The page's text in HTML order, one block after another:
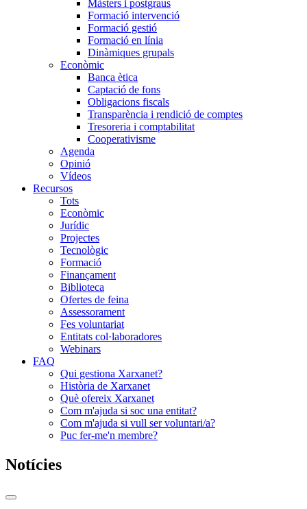
Màsters i postgraus
Formació intervenció
Formació gestió
Formació en línia
Dinàmiques grupals
Econòmic
Banca ètica
Captació de fons
Obligacions fiscals
Transparència i rendició de comptes
Tresoreria i comptabilitat
Cooperativisme
Agenda
Opinió
Vídeos
Recursos
Tots
Econòmic
Jurídic
Projectes
Tecnològic
Formació
Finançament
Biblioteca
Ofertes de feina
Assessorament
Fes voluntariat
Entitats col·laboradores
Webinars
FAQ
Qui gestiona Xarxanet?
Història de Xarxanet
Què ofereix Xarxanet
Com m'ajuda si soc una entitat?
Com m'ajuda si vull ser voluntari/a?
Puc fer-me'n membre?
Notícies
Commutador